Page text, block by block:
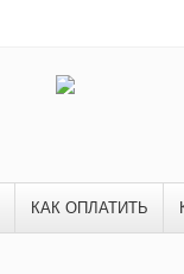
КАК ОПЛАТИТЬ